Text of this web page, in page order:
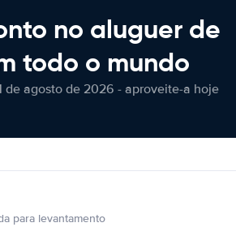
no aluguer de
todo o mundo
de agosto de 2026 - aproveite-a hoje
para levantamento